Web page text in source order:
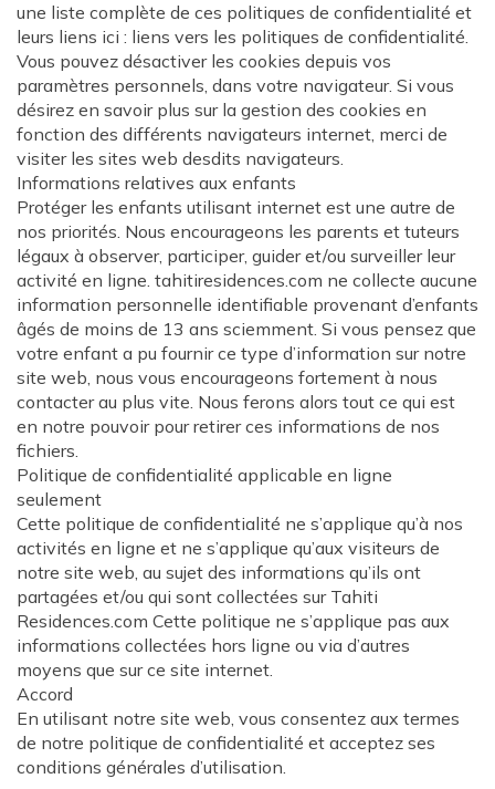
une liste complète de ces politiques de confidentialité et
leurs liens ici : liens vers les politiques de confidentialité.
Vous pouvez désactiver les cookies depuis vos
paramètres personnels, dans votre navigateur. Si vous
désirez en savoir plus sur la gestion des cookies en
fonction des différents navigateurs internet, merci de
visiter les sites web desdits navigateurs.
Informations relatives aux enfants
Protéger les enfants utilisant internet est une autre de
nos priorités. Nous encourageons les parents et tuteurs
légaux à observer, participer, guider et/ou surveiller leur
activité en ligne. tahitiresidences.com ne collecte aucune
information personnelle identifiable provenant d’enfants
âgés de moins de 13 ans sciemment. Si vous pensez que
votre enfant a pu fournir ce type d’information sur notre
site web, nous vous encourageons fortement à nous
contacter au plus vite. Nous ferons alors tout ce qui est
en notre pouvoir pour retirer ces informations de nos
fichiers.
Politique de confidentialité applicable en ligne
seulement
Cette politique de confidentialité ne s’applique qu’à nos
activités en ligne et ne s’applique qu’aux visiteurs de
notre site web, au sujet des informations qu’ils ont
partagées et/ou qui sont collectées sur Tahiti
Residences.com Cette politique ne s’applique pas aux
informations collectées hors ligne ou via d’autres
moyens que sur ce site internet.
Accord
En utilisant notre site web, vous consentez aux termes
de notre politique de confidentialité et acceptez ses
conditions générales d’utilisation.